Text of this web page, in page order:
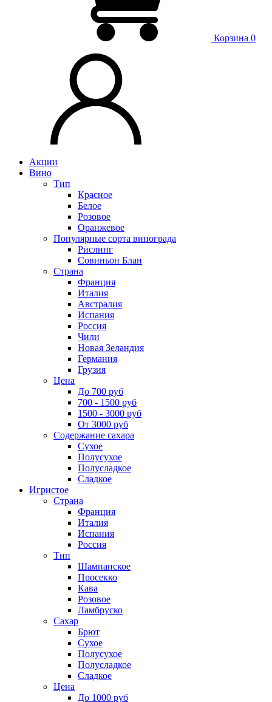
Корзина 0
Акции
Вино
Тип
Красное
Белое
Розовое
Оранжевое
Популярные сорта винограда
Рислинг
Совиньон Блан
Страна
Франция
Италия
Австралия
Испания
Россия
Чили
Новая Зеландия
Германия
Грузия
Цена
До 700 руб
700 - 1500 руб
1500 - 3000 руб
От 3000 руб
Содержание сахара
Сухое
Полусухое
Полусладкое
Сладкое
Игристое
Страна
Франция
Италия
Испания
Россия
Тип
Шампанское
Просекко
Кава
Розовое
Ламбруско
Сахар
Брют
Сухое
Полусухое
Полусладкое
Сладкое
Цена
До 1000 руб